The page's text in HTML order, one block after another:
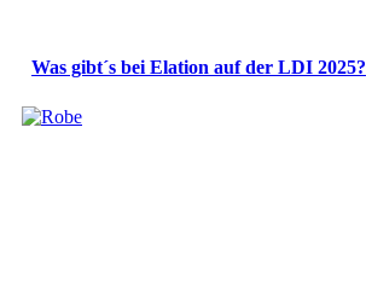
Was gibt´s bei Elation auf der LDI 2025?